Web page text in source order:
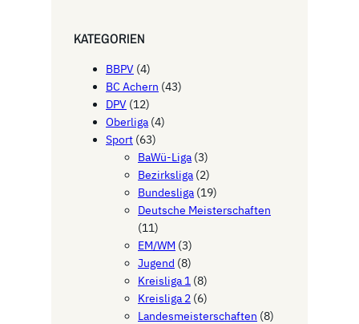
KATEGORIEN
BBPV (4)
BC Achern (43)
DPV (12)
Oberliga (4)
Sport (63)
BaWü-Liga (3)
Bezirksliga (2)
Bundesliga (19)
Deutsche Meisterschaften
(11)
EM/WM (3)
Jugend (8)
Kreisliga 1 (8)
Kreisliga 2 (6)
Landesmeisterschaften (8)